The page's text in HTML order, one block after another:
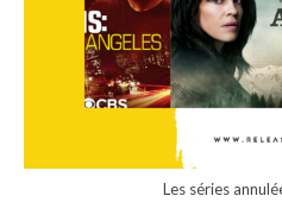
Les séries